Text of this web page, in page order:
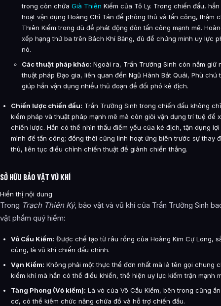
trong còn chứa Già Thiên Kiếm của Tô Ly. Trong chiến đấu,
hoạt vận dụng Hoàng Chỉ Tán để phòng thủ và tấn công, thậm
Thiên Kiếm trong dù để phát động đòn tấn công mạnh mẽ.
xếp hạng thứ ba trên Bách Khí Bảng, đủ để chứng minh uy lực
nó.
Các thuật pháp khác: Ngoài ra, Trần Trường Sinh còn nắm giữ
thuật pháp Đạo gia, liên quan đến Ngũ Hành Bát Quái, Phù chú
giúp hắn vận dụng nhiều thủ đoạn để đối phó kẻ địch.
Chiến lược chiến đấu: Trần Trường Sinh trong chiến đấu không
kiếm pháp và thuật pháp mạnh mẽ mà còn giỏi vận dụng trí tuệ để
chiến lược. Hắn có thể nhìn thấu điểm yếu của kẻ địch, tận dụng
mình để tấn công; đồng thời cũng linh hoạt ứng biến trước sự thay
thủ, liên tục điều chỉnh chiến thuật để giành chiến thắng.
SỞ HỮU BẢO VẬT VŨ KHÍ
Hiển thị nội dung
Trong Trạch Thiên Ký, bảo vật và vũ khí của Trần Trường Sinh
vật phẩm quý hiếm:
Vô Cấu Kiếm: Được chế tạo từ râu rồng của Hoàng Kim Cự Long,
cùng, là vũ khí chiến đấu chính.
Vạn Kiếm: Không phải một thực thể đơn nhất mà là tên gọi chung
kiếm khí mà hắn có thể điều khiển, thể hiện uy lực kiếm trận mạnh
Tàng Phong (Vỏ kiếm): Là vỏ của Vô Cấu Kiếm, bên trong cũng
cơ, có thể kiêm chức năng chứa đồ và hỗ trợ chiến đấu.